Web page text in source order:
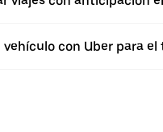
con Uber para